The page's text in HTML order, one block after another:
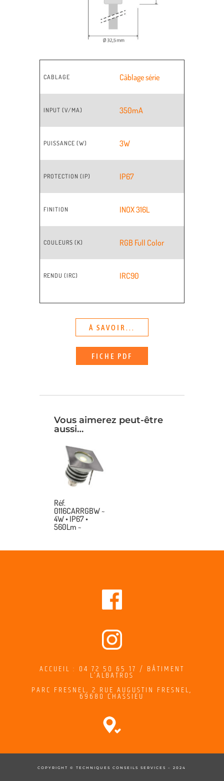
CABLAGE Câblage série
INPUT (V/MA) 350mA
PUISSANCE (W) 3W
PROTECTION (IP) IP67
FINITION INOX 316L
COULEURS (K) RGB Full Color
RENDU (IRC) IRC90
À SAVOIR...
FICHE PDF
Vous aimerez peut-être
aussi…
Réf.
0116CARRGBW ~
4W • IP67 •
560Lm ~
ACCUEIL : 04 72 50 65 17 / BÂTIMENT
L’ALBATROS
PARC FRESNEL, 2 RUE AUGUSTIN FRESNEL,
69680 CHASSIEU
COPYRIGHT © TECHNIQUES CONSEILS SERVICES – 2024